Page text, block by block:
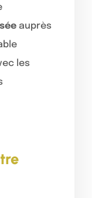
auprès
les